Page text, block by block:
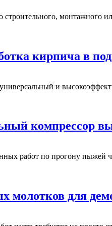
монтажного
кирпича в
и
компрессор
работ по прогону пыжей
молотков для